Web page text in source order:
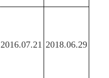
2016.07.21 2018.06.29